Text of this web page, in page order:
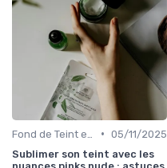
• 05/11/2025
Sublimer son teint avec les